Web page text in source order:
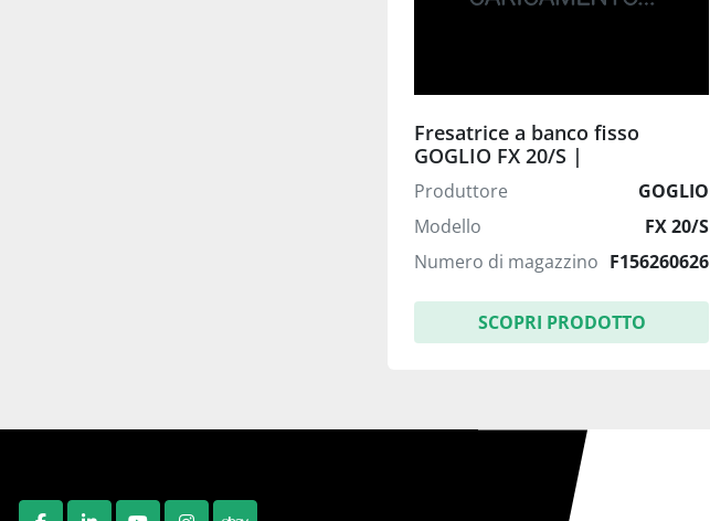
Fresatrice a banco fisso
GOGLIO FX 20/S |
2000x880x1000 | CNC Selca
Produttore
GOGLIO
Modello
FX 20/S
Numero di magazzino F156260626
SCOPRI PRODOTTO